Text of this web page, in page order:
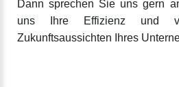
Dann sprechen Sie uns gern
uns Ihre Effizienz und
Zukunftsaussichten Ihres